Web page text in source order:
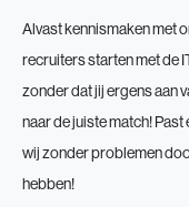
Alvast kennismaken met
recruiters starten met de
zonder dat jij ergens aan
naar de juiste match!
wij zonder problemen
hebben!